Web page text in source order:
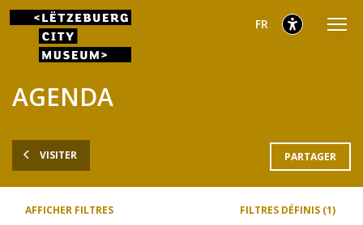
Aller
menu
Aller
contenu
Aller
page
sélectionnés
Français
FR
VISITER
AGENDA
PARTAGER
AFFICHER FILTRES FILTRES DÉFINIS (1)